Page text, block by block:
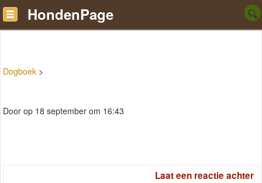
HondenPage
Dogboek >
Door op 18 september om 16:43
Laat een reactie achter